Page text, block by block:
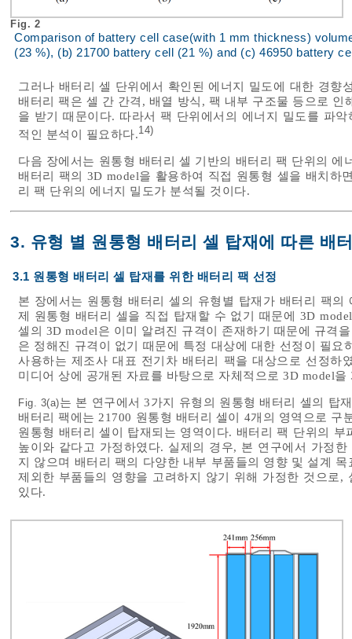
Fig. 2
Comparison of battery cell case(with 1 mm thickness)
(23 %), (b) 21700 battery cell (21 %) and (c) 46950 battery
그러나 배터리 셀 단위에서 확인된 에너지 밀도에 대한 경향
배터리 팩은 셀 간 간격, 배열 방식, 팩 내부 구조물 등으로
을 받기 때문이다. 따라서 팩 단위에서의 에너지 밀도를 파
적인 분석이 필요하다.14)
다음 장에서는 원통형 배터리 셀 기반의 배터리 팩 단위의
배터리 팩의 3D model을 활용하여 직접 원통형 셀을 배치하
리 팩 단위의 에너지 밀도가 분석될 것이다.
3. 유형 별 원통형 배터리 셀 탑재에 따른 배
3.1 원통형 배터리 셀 탑재를 위한 배터리 팩 선정
본 장에서는 원통형 배터리 셀의 유형별 탑재가 배터리 팩
제 원통형 배터리 셀을 직접 탑재할 수 없기 때문에 3D
셀의 3D model은 이미 알려진 규격이 존재하기 때문에 규격
은 정해진 규격이 없기 때문에 특정 대상에 대한 선정이 필
사용하는 제조사 대표 전기차 배터리 팩을 대상으로 선정
미디어 상에 공개된 자료를 바탕으로 자체적으로 3D model을
Fig. 3(a)는 본 연구에서 3가지 유형의 원통형 배터리 셀의 탑
배터리 팩에는 21700 원통형 배터리 셀이 4개의 영역으로 구
원통형 배터리 셀이 탑재되는 영역이다. 배터리 팩 단위의
높이와 같다고 가정하였다. 실제의 경우, 본 연구에서 가정
지 않으며 배터리 팩의 다양한 내부 부품들의 영향 및 설계
제외한 부품들의 영향을 고려하지 않기 위해 가정한 것으로
있다.